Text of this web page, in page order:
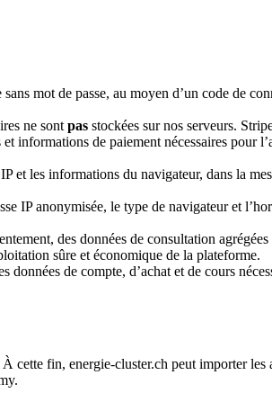
mot de passe, au moyen d’un code de
ne sontpas stockées sur nos serveurs.
informations de paiement nécessaires pour
et les informations du navigateur, dans la
IP anonymisée, le type de navigateur et
des données de consultation agrégées
sûre et économique de la plateforme.
de compte, d’achat et de cours
cette fin, energie-cluster.ch peut importer les